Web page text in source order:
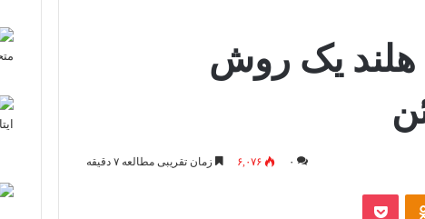
هلند یک روش
۰ ۶,۰۷۶ زمان تقریبی مطالعه ۷ دقیقه